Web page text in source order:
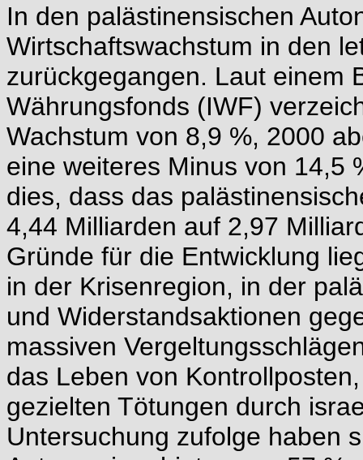
In den palästinensischen
Wirtschaftswachstum in den
zurückgegangen. Laut einem
Währungsfonds (IWF)
Wachstum von 8,9 %, 2000
eine weiteres Minus von 14,5
dies, dass das
4,44 Milliarden auf 2,97
Gründe für die Entwicklung
in der Krisenregion, in der
und Widerstandsaktionen
massiven
das Leben von
gezielten Tötungen durch
Untersuchung zufolge haben